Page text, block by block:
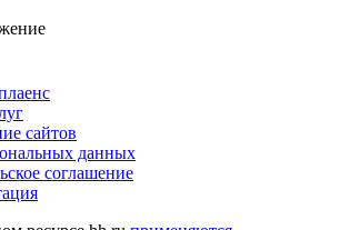
сайтов
данных
соглашение